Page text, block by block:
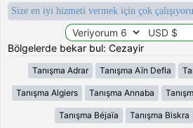
Size en iyi hizmeti vermek için çok
Bölgelerde bekar bul: Cezayir
Tanışma Adrar Tanışma Aïn Defla
Tanışma Algiers Tanışma Annaba
Tanışma Béjaïa Tanışma Biskra